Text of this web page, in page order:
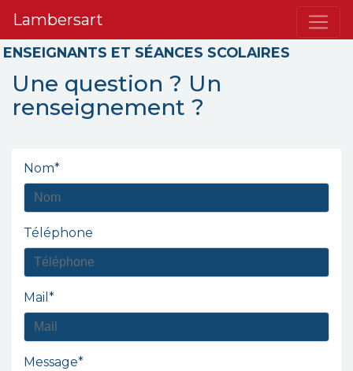
Lambersart
ENSEIGNANTS ET SÉANCES SCOLAIRES
Une question ? Un
renseignement ?
Nom*
Téléphone
Mail*
Message*